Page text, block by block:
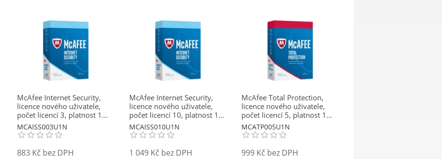
McAfee Internet Security,
licence nového uživatele,
počet licencí 3, platnost 1
rok
MCAISS003U1N
883 Kč bez DPH
McAfee Internet Security,
licence nového uživatele,
počet licencí 10, platnost 1
rok
MCAISS010U1N
1 049 Kč bez DPH
McAfee Total Protection,
licence nového uživatele,
počet licencí 5, platnost 1
rok
MCATP005U1N
999 Kč bez DPH